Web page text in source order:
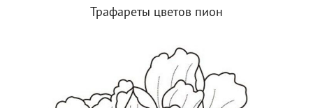
Трафареты цветов пион